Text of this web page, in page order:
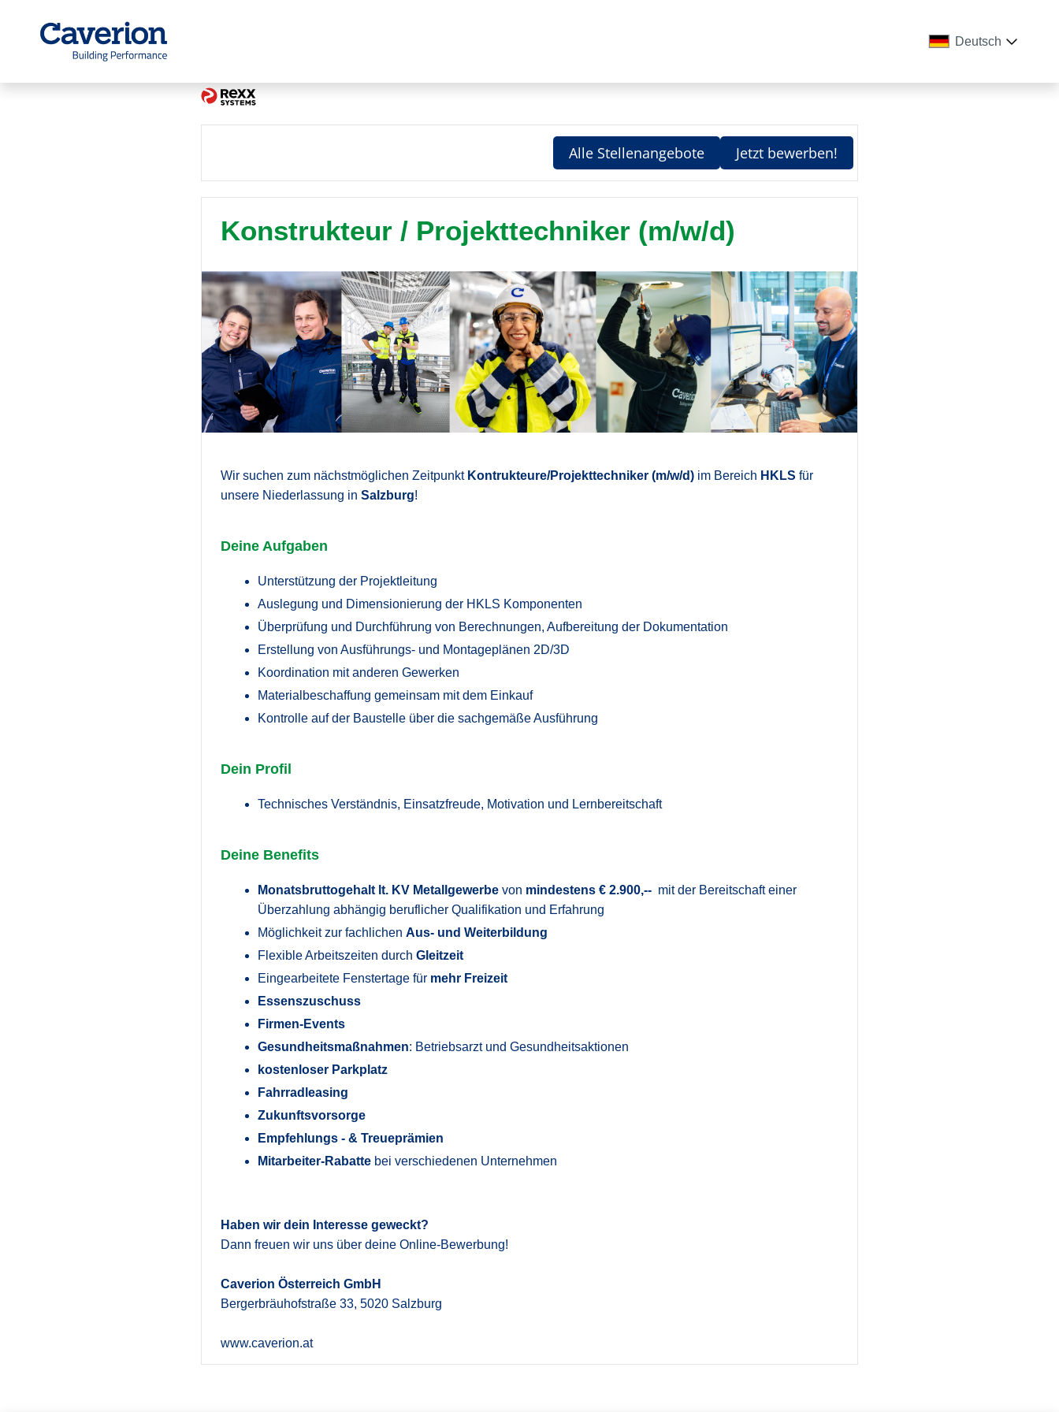
Deutsch
Alle Stellenangebote Jetzt bewerben!
Konstrukteur / Projekttechniker (m/w/d)
Wir suchen zum nächstmöglichen Zeitpunkt Kontrukteure/Projekttechniker (m/w/d) im Bereich HKLS für
unsere Niederlassung in Salzburg!
Deine Aufgaben
Unterstützung der Projektleitung
Auslegung und Dimensionierung der HKLS Komponenten
Überprüfung und Durchführung von Berechnungen, Aufbereitung der Dokumentation
Erstellung von Ausführungs- und Montageplänen 2D/3D
Koordination mit anderen Gewerken
Materialbeschaffung gemeinsam mit dem Einkauf
Kontrolle auf der Baustelle über die sachgemäße Ausführung
Dein Profil
Technisches Verständnis, Einsatzfreude, Motivation und Lernbereitschaft
Deine Benefits
Monatsbruttogehalt lt. KV Metallgewerbe von mindestens € 2.900,-- mit der Bereitschaft einer
Überzahlung abhängig beruflicher Qualifikation und Erfahrung
Möglichkeit zur fachlichen Aus- und Weiterbildung
Flexible Arbeitszeiten durch Gleitzeit
Eingearbeitete Fenstertage für mehr Freizeit
Essenszuschuss
Firmen-Events
Gesundheitsmaßnahmen: Betriebsarzt und Gesundheitsaktionen
kostenloser Parkplatz
Fahrradleasing
Zukunftsvorsorge
Empfehlungs - & Treueprämien
Mitarbeiter-Rabatte bei verschiedenen Unternehmen
Haben wir dein Interesse geweckt?
Dann freuen wir uns über deine Online-Bewerbung!
Caverion Österreich GmbH
Bergerbräuhofstraße 33, 5020 Salzburg
www.caverion.at